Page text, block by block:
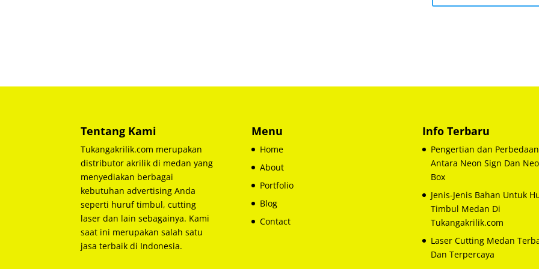
Tentang Kami
Tukangakrilik.com merupakan
distributor akrilik di medan yang
menyediakan berbagai
kebutuhan advertising Anda
seperti huruf timbul, cutting
laser dan lain sebagainya. Kami
saat ini merupakan salah satu
jasa terbaik di Indonesia.
Menu
Home
About
Portfolio
Blog
Contact
Info Terbaru
Pengertian dan Perbedaan
Antara Neon Sign Dan
Box
Jenis-Jenis Bahan Untuk
Timbul Medan Di
Tukangakrilik.com
Laser Cutting Medan
Dan Terpercaya